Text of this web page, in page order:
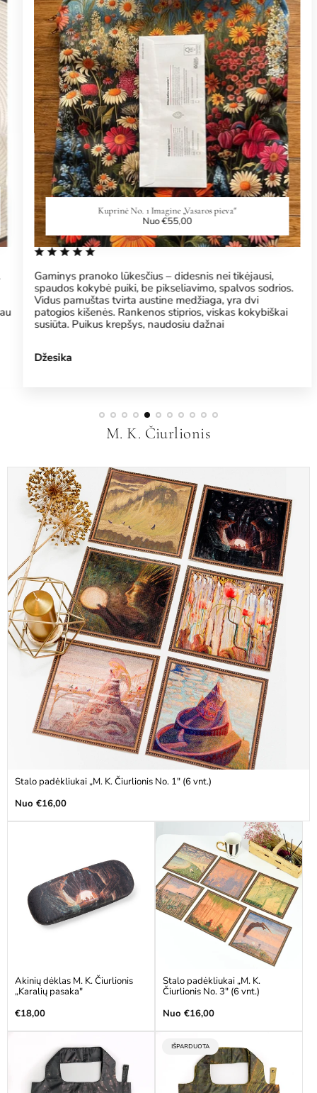
Kuprinė No. 1 Imagine „Vasaros pieva"
r
t
a
k
a
i
n
Nuo €55,00
Gaminys pranoko lūkesčius – didesnis nei tikėjausi,
spaudos kokybė puiki, be pikseliavimo, spalvos sodrios.
Vidus pamuštas tvirta austine medžiaga, yra dvi
patogios kišenės. Rankenos stiprios, viskas kokybiškai
susiūta. Puikus krepšys, naudosiu dažnai
Džesika
M. K. Čiurlionis
Stalo padėkliukai „M. K. Čiurlionis No. 1" (6 vnt.)
Įprasta
Nuo €16,00
Akinių dėklas M. K. Čiurlionis
„Karalių pasaka"
Įprasta
€18,00
Stalo padėkliukai „M. K.
Čiurlionis No. 3" (6 vnt.)
Įprasta
Nuo €16,00
:IŠPARDUOTA